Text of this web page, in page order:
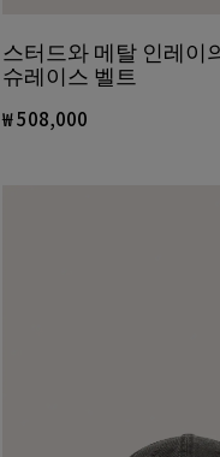
스터드와 메탈 인레이
슈레이스 벨트
₩ 508,000